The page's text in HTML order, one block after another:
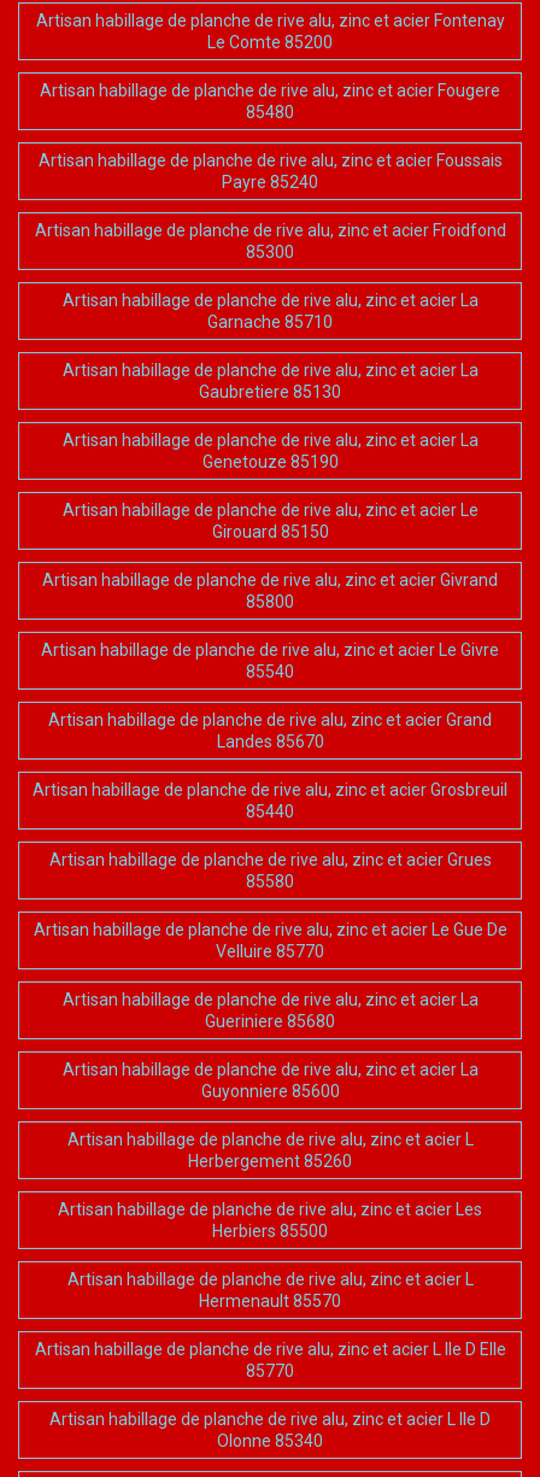
Artisan habillage de planche de rive alu, zinc et acier Fontenay
Le Comte 85200
Artisan habillage de planche de rive alu, zinc et acier Fougere
85480
Artisan habillage de planche de rive alu, zinc et acier Foussais
Payre 85240
Artisan habillage de planche de rive alu, zinc et acier Froidfond
85300
Artisan habillage de planche de rive alu, zinc et acier La
Garnache 85710
Artisan habillage de planche de rive alu, zinc et acier La
Gaubretiere 85130
Artisan habillage de planche de rive alu, zinc et acier La
Genetouze 85190
Artisan habillage de planche de rive alu, zinc et acier Le
Girouard 85150
Artisan habillage de planche de rive alu, zinc et acier Givrand
85800
Artisan habillage de planche de rive alu, zinc et acier Le Givre
85540
Artisan habillage de planche de rive alu, zinc et acier Grand
Landes 85670
Artisan habillage de planche de rive alu, zinc et acier Grosbreuil
85440
Artisan habillage de planche de rive alu, zinc et acier Grues
85580
Artisan habillage de planche de rive alu, zinc et acier Le Gue De
Velluire 85770
Artisan habillage de planche de rive alu, zinc et acier La
Gueriniere 85680
Artisan habillage de planche de rive alu, zinc et acier La
Guyonniere 85600
Artisan habillage de planche de rive alu, zinc et acier L
Herbergement 85260
Artisan habillage de planche de rive alu, zinc et acier Les
Herbiers 85500
Artisan habillage de planche de rive alu, zinc et acier L
Hermenault 85570
Artisan habillage de planche de rive alu, zinc et acier L Ile D Elle
85770
Artisan habillage de planche de rive alu, zinc et acier L Ile D
Olonne 85340